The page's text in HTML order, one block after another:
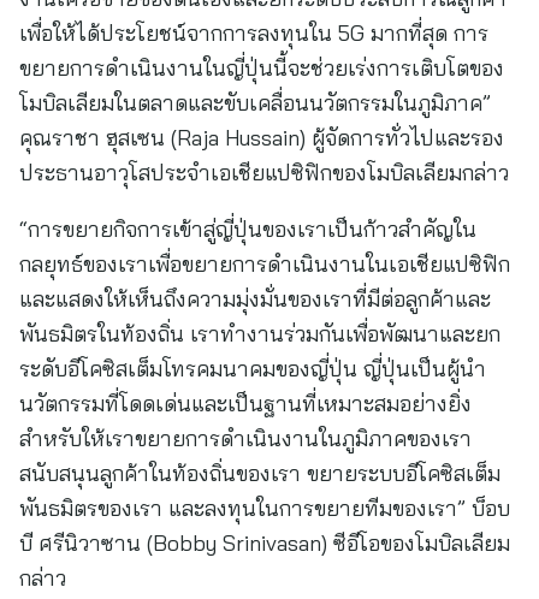
เพื่อให้ได้ประโยชน์จากการลงทุนใน 5G มากที่สุด การ
ขยายการดำเนินงานในญี่ปุ่นนี้จะช่วยเร่งการเติบโตของ
โมบิลเลียมในตลาดและขับเคลื่อนนวัตกรรมในภูมิภาค”
คุณราชา ฮุสเซน (Raja Hussain) ผู้จัดการทั่วไปและรอง
ประธานอาวุโสประจำเอเชียแปซิฟิกของโมบิลเลียมกล่าว
“การขยายกิจการเข้าสู่ญี่ปุ่นของเราเป็นก้าวสำคัญใน
กลยุทธ์ของเราเพื่อขยายการดำเนินงานในเอเชียแปซิฟิก
และแสดงให้เห็นถึงความมุ่งมั่นของเราที่มีต่อลูกค้าและ
พันธมิตรในท้องถิ่น เราทำงานร่วมกันเพื่อพัฒนาและยก
ระดับอีโคซิสเต็มโทรคมนาคมของญี่ปุ่น ญี่ปุ่นเป็นผู้นำ
นวัตกรรมที่โดดเด่นและเป็นฐานที่เหมาะสมอย่างยิ่ง
สำหรับให้เราขยายการดำเนินงานในภูมิภาคของเรา
สนับสนุนลูกค้าในท้องถิ่นของเรา ขยายระบบอีโคซิสเต็ม
พันธมิตรของเรา และลงทุนในการขยายทีมของเรา” บ็อบ
บี ศรีนิวาซาน (Bobby Srinivasan) ซีอีโอของโมบิลเลียม
กล่าว